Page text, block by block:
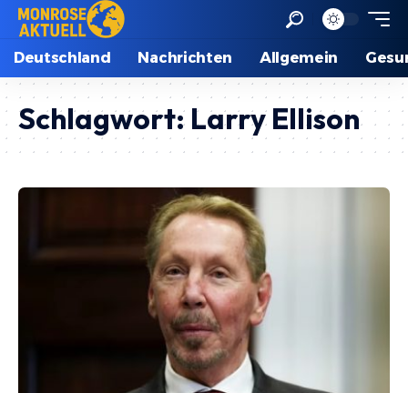
Deutschland Nachrichten Allgemein
Schlagwort: Larry Ellison